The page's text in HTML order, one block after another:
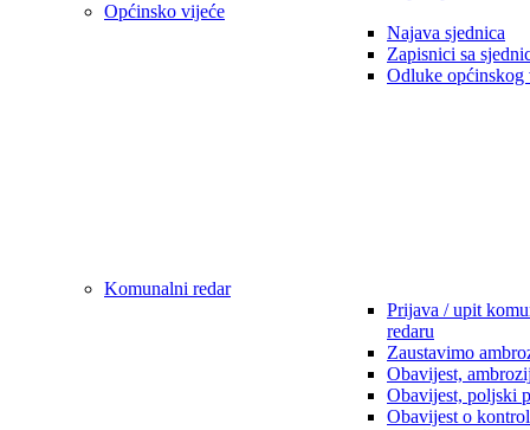
Općinsko vijeće
Najava sjednica
Zapisnici sa
Odluke općinskog
Komunalni redar
Prijava / upit
redaru
Zaustavimo
Obavijest,
Obavijest, poljski
Obavijest o